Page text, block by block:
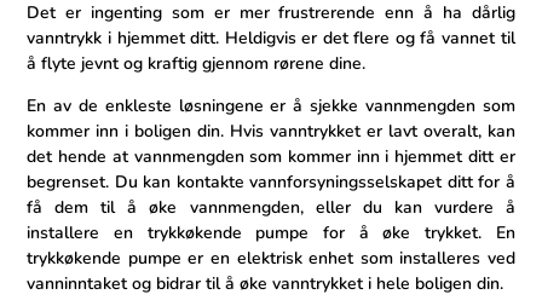
Det er ingenting som⁢ er mer frustrerende enn å​ ha ⁢dårlig
vanntrykk i hjemmet ditt.​ Heldigvis er det flere og få vannet til
å flyte jevnt og kraftig ‍gjennom‍ rørene dine.
En av ‌de enkleste løsningene er ​å sjekke vannmengden som
kommer inn i boligen din. Hvis vanntrykket er lavt overalt, kan
‍det⁤ hende at vannmengden som⁣ kommer​ inn i hjemmet ditt‌ er
begrenset. Du kan kontakte vannforsyningsselskapet ditt ⁤for å
​få​ dem til å øke vannmengden,‌ eller ⁤du kan​ vurdere å
installere en trykkøkende pumpe⁢ for å øke​ trykket. En
trykkøkende pumpe​ er en‌ elektrisk enhet som installeres ved
vanninntaket‌ og bidrar til å øke vanntrykket i hele boligen din.